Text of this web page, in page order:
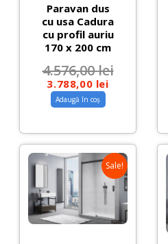
Paravan dus
cu usa Cadura
cu profil auriu
170 x 200 cm
4.576,00lei
3.788,00 lei
Adaugă în coș
Sale!